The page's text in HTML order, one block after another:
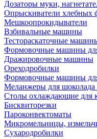
Дозаторы муки,
Опрыскиватели хлебных
Мешкоопрокидыватели
Взбивальные машины
Тестораскаточные
Формовочные машины
Дражировочные машины
Ореходробилки
Формовочные машины
Меланжеры для шоколада
Столы охлаждающие для
Бисквиторезки
Пароконвектоматы
Микромельницы,
Сухародробилки